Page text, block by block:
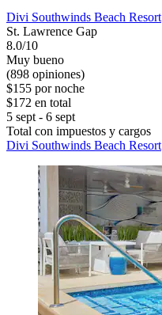
Divi Southwinds Beach Resort
St. Lawrence Gap
8.0/10
Muy bueno
(898 opiniones)
$155 por noche
$172 en total
5 sept - 6 sept
Total con impuestos y cargos
Divi Southwinds Beach Resort